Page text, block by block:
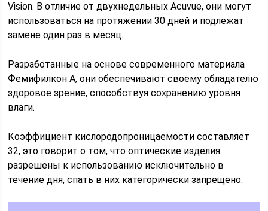
Vision. В отличие от двухнедельных Acuvue, они могут
использоваться на протяжении 30 дней и подлежат
замене один раз в месяц.
Разработанные на основе современного материала
Фемифилкон А, они обеспечивают своему обладателю
здоровое зрение, способствуя сохранению уровня
влаги.
Коэффициент кислородопроницаемости составляет
32, это говорит о том, что оптические изделия
разрешены к использованию исключительно в
течение дня, спать в них категорически запрещено.